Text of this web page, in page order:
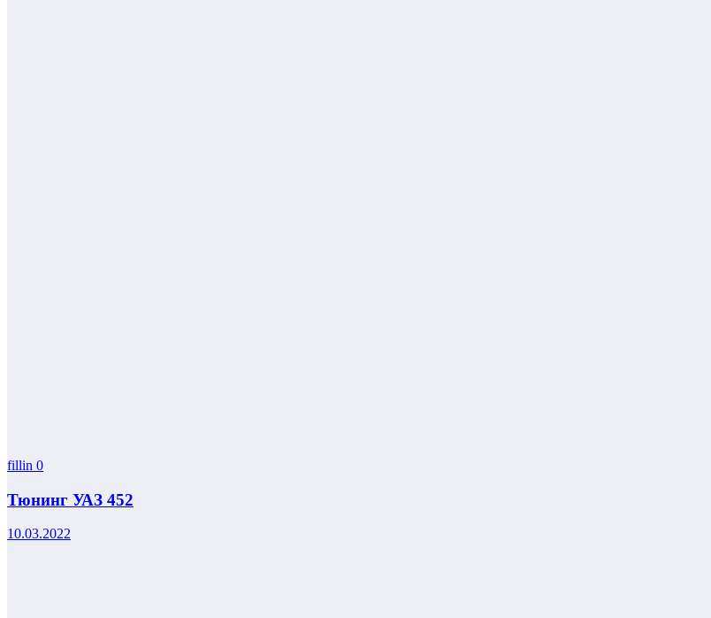
fillin 0
Тюнинг УАЗ 452
10.03.2022